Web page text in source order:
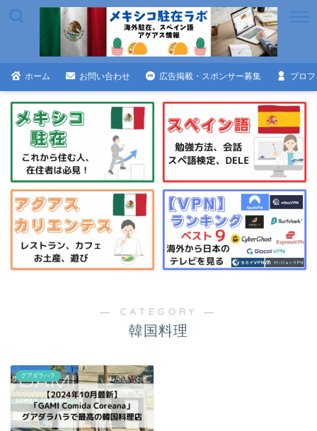
ホーム お問い合わせ 広告掲載・スポンサー募集 プロ
― CATEGORY ―
韓国料理
グアダラハラ